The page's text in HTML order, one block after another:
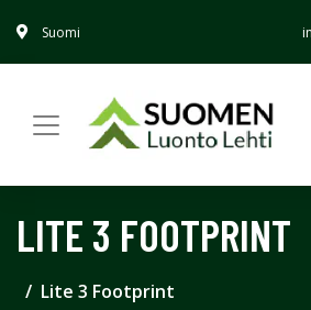
Suomi
LITE 3 FOOTPRINT
Lite 3 Footprint